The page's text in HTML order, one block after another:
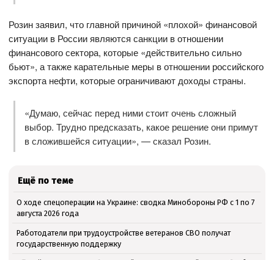
Розин заявил, что главной причиной «плохой» финансовой
ситуации в России являются санкции в отношении
финансового сектора, которые «действительно сильно
бьют», а также карательные меры в отношении российского
экспорта нефти, которые ограничивают доходы страны.
«Думаю, сейчас перед ними стоит очень сложный
выбор. Трудно предсказать, какое решение они примут
в сложившейся ситуации», — сказал Розин.
Ещё по теме
О ходе спецоперации на Украине: сводка Минобороны РФ с 1 по 7
августа 2026 года
Работодатели при трудоустройстве ветеранов СВО получат
государственную поддержку